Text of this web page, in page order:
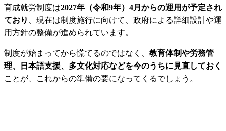
育成就労制度は2027年（令和9年）4月からの運用が予定され
ており
、現在は制度施行に向けて、政府による詳細設計や運
用方針の整備が進められています。
制度が始まってから慌てるのではなく、 教育体制や労務管
理、日本語支援、多文化対応などを今のうちに見直しておく
ことが、これからの準備の要になってくるでしょう。